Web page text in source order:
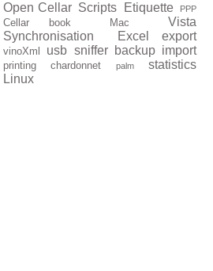
Open Cellar Scripts Etiquette PPP
Cellar book Mac
Vista
Synchronisation
Excel export
vinoXml usb sniffer backup import
printing chardonnet palm
statistics
Linux